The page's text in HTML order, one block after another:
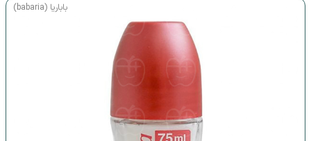
باباریا (babaria)